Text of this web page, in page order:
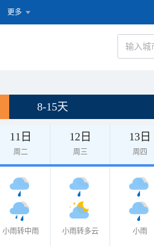
更多
8-15天
11日
周二
12日
周三
13日
周四
小雨转中雨 小雨转多云 小雨